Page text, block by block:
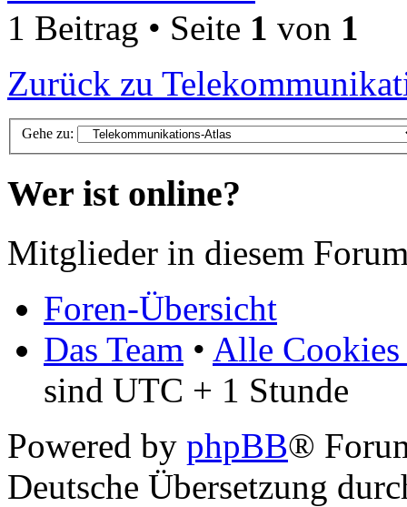
1 Beitrag • Seite 1 von 1
Zurück zu
Gehe zu:
Wer ist online?
Mitglieder in diesem
Foren-Übersicht
Das Team • Alle Cookies
sind UTC + 1 Stunde
Powered by phpBB®
Deutsche Übersetzung